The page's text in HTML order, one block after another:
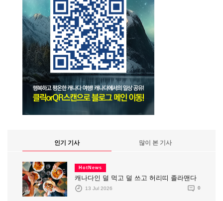
인기 기사 많이 본 기사
HotNews
캐나다인 덜 먹고 덜 쓰고 허리띠 졸라맨다
13 Jul 2026 0